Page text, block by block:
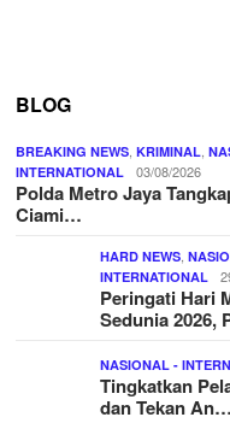
BLOG
BREAKING NEWS ,KRIMINAL ,
INTERNATIONAL
03/08/2026
Polda Metro Jaya
Ciami…
HARD NEWS ,
INTERNATIONAL
Peringati Hari
Sedunia 2026,
NASIONAL -
Tingkatkan
dan Tekan An…